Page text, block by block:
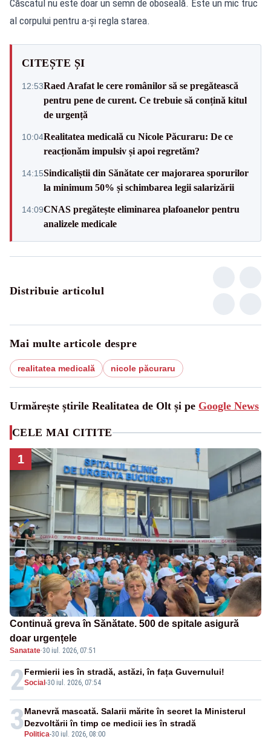
Căscatul nu este doar un semn de oboseală. Este un mic truc
al corpului pentru a-și regla starea.
CITEȘTE ȘI
12:53Raed Arafat le cere românilor să se pregătească
pentru pene de curent. Ce trebuie să conțină kitul
de urgență
10:04Realitatea medicală cu Nicole Păcuraru: De ce
reacționăm impulsiv și apoi regretăm?
14:15Sindicaliștii din Sănătate cer majorarea sporurilor
la minimum 50% și schimbarea legii salarizării
14:09CNAS pregătește eliminarea plafoanelor pentru
analizele medicale
Distribuie articolul
Mai multe articole despre
realitatea medicală nicole păcuraru
Urmărește știrile Realitatea de Olt și pe Google News
CELE MAI CITITE
1
Continuă greva în Sănătate. 500 de spitale asigură
doar urgențele
Sanatate·30 iul. 2026, 07:51
2Social-30 iul. 2026, 07:54
Fermierii ies în stradă, astăzi, în fața Guvernului!
3Politica-30 iul. 2026, 08:00
Manevră mascată. Salarii mărite în secret la Ministerul
Dezvoltării în timp ce medicii ies în stradă